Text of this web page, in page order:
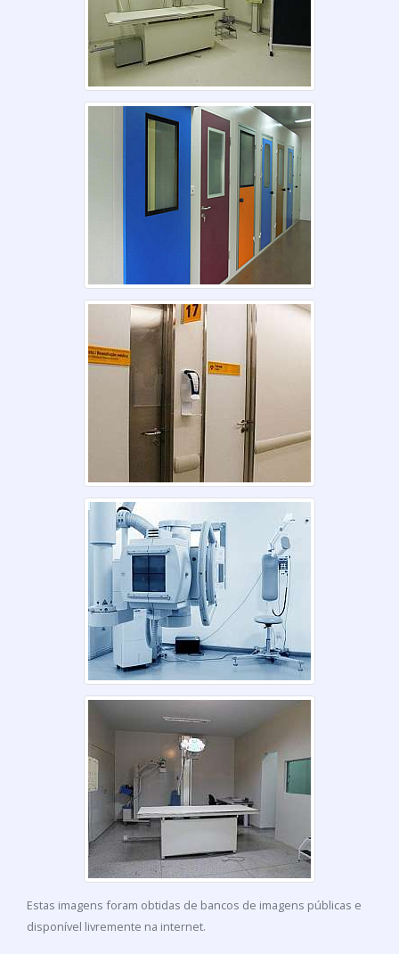
Estas imagens foram obtidas de bancos de imagens públicas e
disponível livremente na internet.